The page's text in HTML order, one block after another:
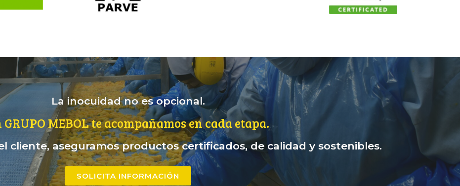
La inocuidad no es opcional.
GRUPO MEBOL te acompañamos en cada etapa.
cliente, aseguramos productos certificados, de calidad y sostenibles.
SOLICITA INFORMACIÓN